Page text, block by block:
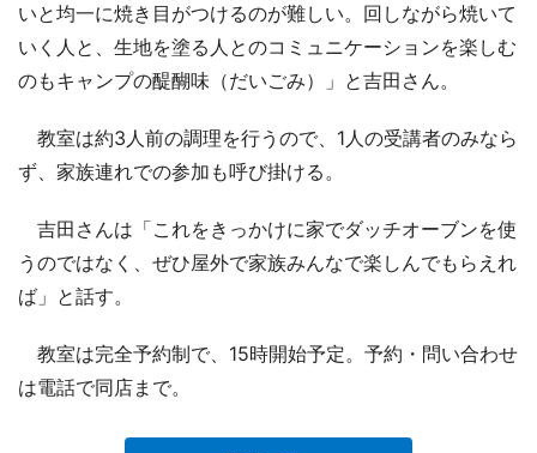
いと均一に焼き目がつけるのが難しい。回しながら焼いて
いく人と、生地を塗る人とのコミュニケーションを楽しむ
のもキャンプの醍醐味（だいごみ）」と吉田さん。
教室は約3人前の調理を行うので、1人の受講者のみなら
ず、家族連れでの参加も呼び掛ける。
吉田さんは「これをきっかけに家でダッチオーブンを使
うのではなく、ぜひ屋外で家族みんなで楽しんでもらえれ
ば」と話す。
教室は完全予約制で、15時開始予定。予約・問い合わせ
は電話で同店まで。